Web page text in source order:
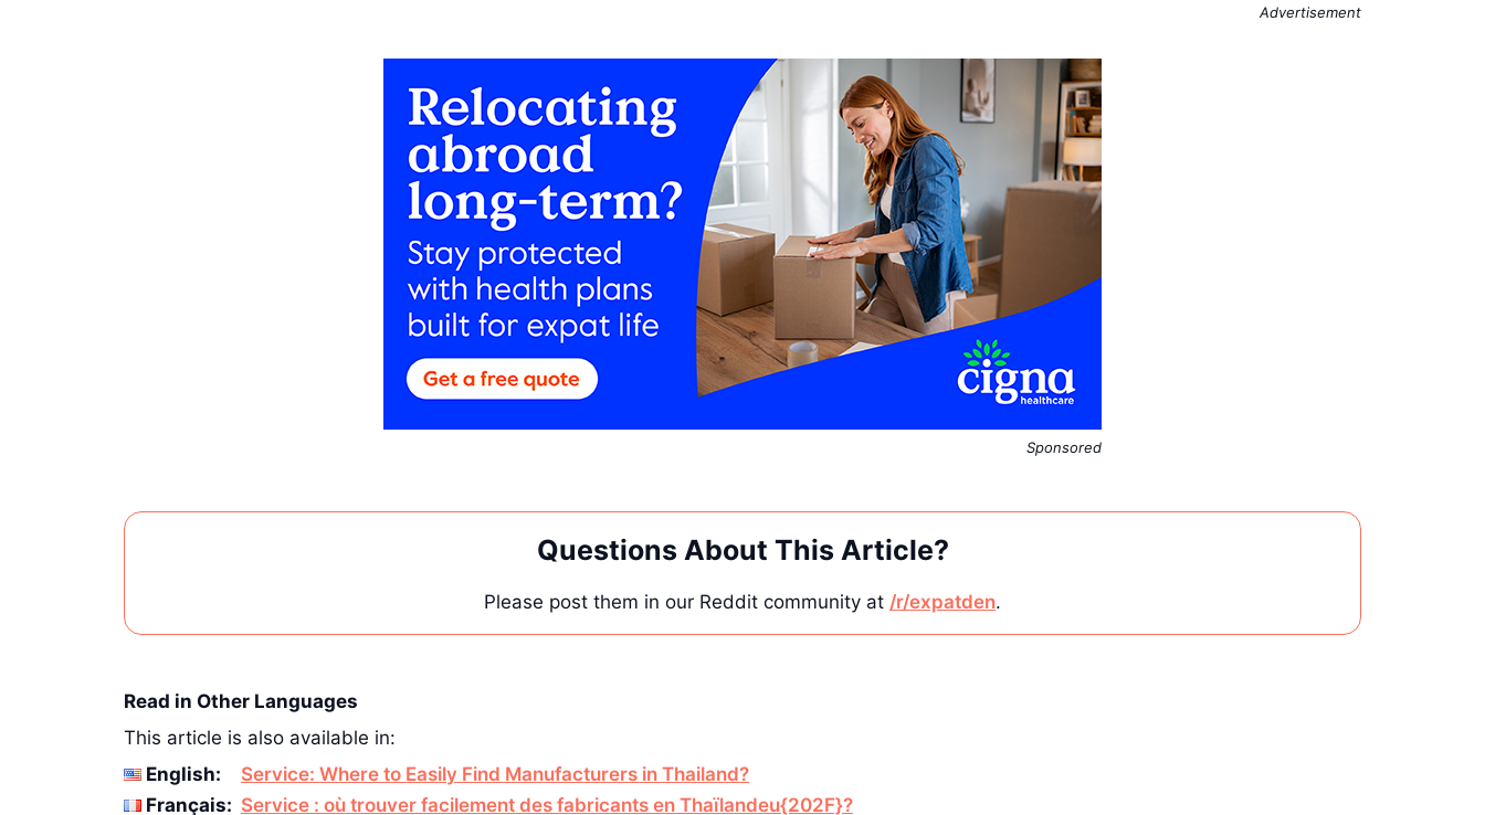
Advertisement
Sponsored
Questions About This Article?
Please post them in our Reddit community at /r/expatden.
Read in Other Languages
This article is also available in:
English:
Service: Where to Easily Find Manufacturers in Thailand?
Français: Service : où trouver facilement des fabricants en Thaïlandeu{202F}?